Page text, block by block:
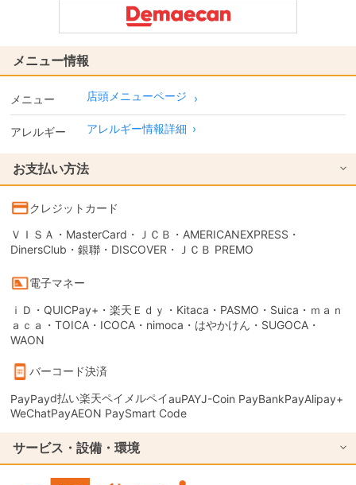
メニュー情報
メニュー 店頭メニューページ
アレルギー アレルギー情報詳細 ›
お支払い方法
クレジットカード
ＶＩＳＡ・MasterCard・ＪＣＢ・AMERICANEXPRESS・
DinersClub・銀聯・DISCOVER・ＪＣＢ PREMO
電子マネー
ｉＤ・QUICPay+・楽天Ｅｄｙ・Kitaca・PASMO・Suica・ｍａｎ
ａｃａ・TOICA・ICOCA・nimoca・はやかけん・SUGOCA・
WAON
バーコード決済
PayPayd払い楽天ペイ メルペイauPAYJ-Coin PayBankPayAlipay+
WeChatPayAEON PaySmart Code
サービス・設備・環境